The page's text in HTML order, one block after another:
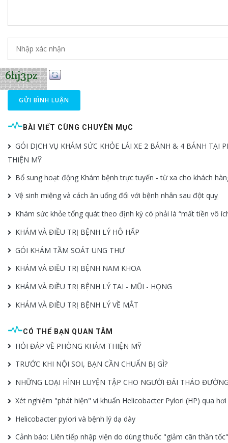
GỬI BÌNH LUẬN
BÀI VIẾT CÙNG CHUYÊN MỤC
GÓI DỊCH VỤ KHÁM SỨC KHỎE LÁI XE 2 BÁNH & 4 BÁNH TẠI
THIỆN MỸ
Bổ sung hoạt động Khám bệnh trực tuyến - từ xa cho khách
Vệ sinh miệng và cách ăn uống đối với bệnh nhân sau đột quỵ
Khám sức khỏe tổng quát theo định kỳ có phải là “mất tiền vô
KHÁM VÀ ĐIỀU TRỊ BỆNH LÝ HÔ HẤP
GÓI KHÁM TẦM SOÁT UNG THƯ
KHÁM VÀ ĐIỀU TRỊ BỆNH NAM KHOA
KHÁM VÀ ĐIỀU TRỊ BỆNH LÝ TAI - MŨI - HỌNG
KHÁM VÀ ĐIỀU TRỊ BỆNH LÝ VỀ MẮT
CÓ THỂ BẠN QUAN TÂM
HỎI ĐÁP VỀ PHÒNG KHÁM THIỆN MỸ
TRƯỚC KHI NỘI SOI, BẠN CẦN CHUẨN BỊ GÌ?
NHỮNG LOẠI HÌNH LUYỆN TẬP CHO NGƯỜI ĐÁI THÁO
Xét nghiệm "phát hiện" vi khuẩn Helicobacter Pylori (HP) qua
Helicobacter pylori và bệnh lý dạ dày
Cảnh báo: Liên tiếp nhập viện do dùng thuốc "giảm cân thần tốc"